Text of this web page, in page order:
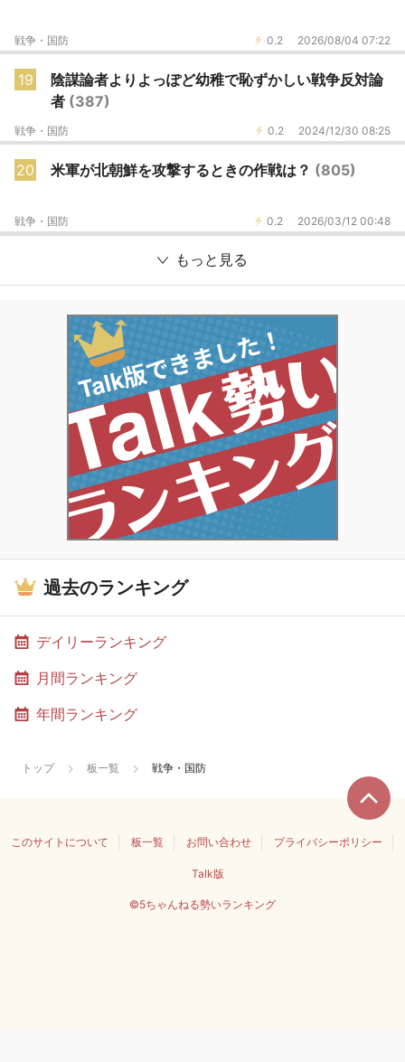
0.2 2026/08/04 07:22
戦争・国防
19
陰謀論者よりよっぽど幼稚で恥ずかしい戦争反対論
者 (387)
0.2 2024/12/30 08:25
戦争・国防
20 米軍が北朝鮮を攻撃するときの作戦は？ (805)
0.2 2026/03/12 00:48
戦争・国防
もっと見る
過去のランキング
デイリーランキング
月間ランキング
年間ランキング
トップ 板一覧 戦争・国防
このサイトについて 板一覧 お問い合わせ プライバシーポリシー
Talk版
©5ちゃんねる勢いランキング